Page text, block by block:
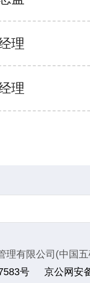
理
理
理有限公司(中国
号
京公网安